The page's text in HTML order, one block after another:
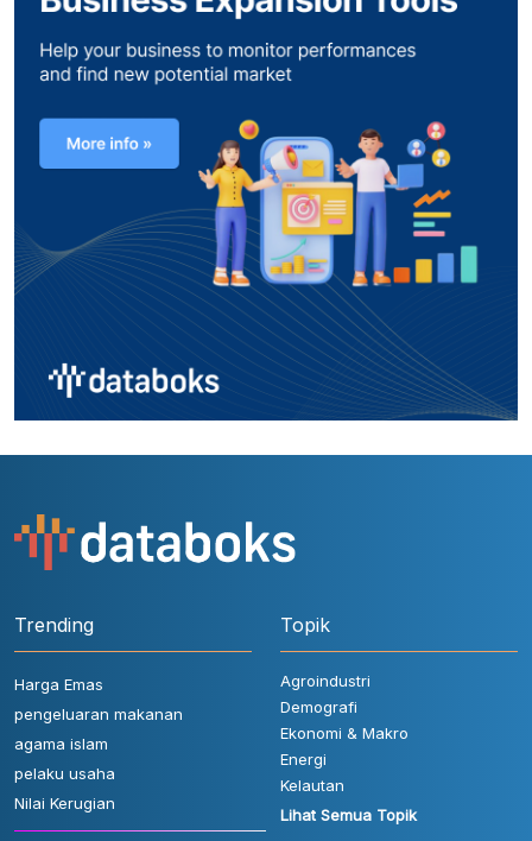
Trending
Harga Emas
pengeluaran makanan
agama islam
pelaku usaha
Nilai Kerugian
Topik
Agroindustri
Demografi
Ekonomi & Makro
Energi
Kelautan
Lihat Semua Topik